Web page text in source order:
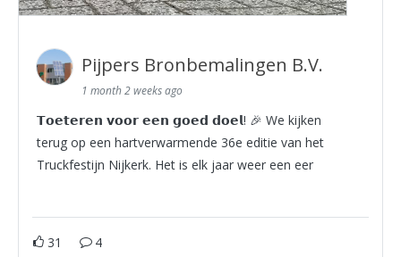
Pijpers Bronbemalingen B.V.
1 month 2 weeks ago
𝗧𝗼𝗲𝘁𝗲𝗿𝗲𝗻 𝘃𝗼𝗼𝗿 𝗲𝗲𝗻 𝗴𝗼𝗲𝗱 𝗱𝗼𝗲𝗹! 🎉 We kijken
terug op een hartverwarmende 36e editie van het
Truckfestijn Nijkerk. Het is elk jaar weer een eer
31 4